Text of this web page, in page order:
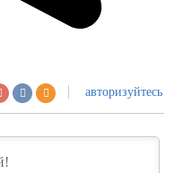
авторизуйтесь